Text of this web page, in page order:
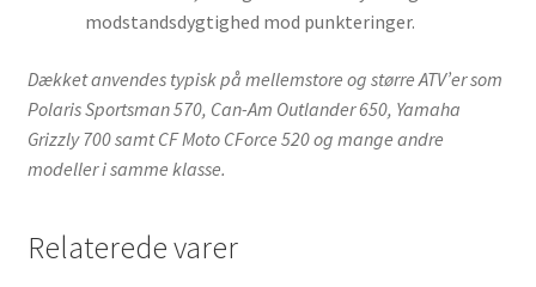
modstandsdygtighed mod punkteringer.
Dækket anvendes typisk på mellemstore og større ATV’er som
Polaris Sportsman 570, Can-Am Outlander 650, Yamaha
Grizzly 700 samt CF Moto CForce 520 og mange andre
modeller i samme klasse.
Relaterede varer